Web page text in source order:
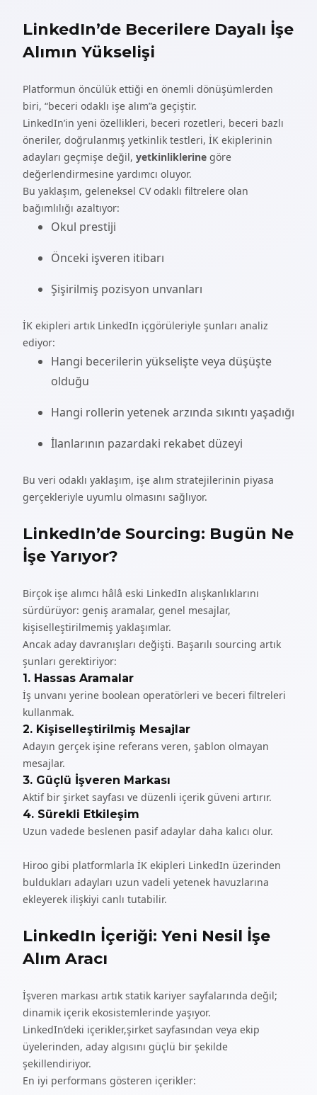
LinkedIn’de Becerilere Dayalı İşe
Alımın Yükselişi
Platformun öncülük ettiği en önemli dönüşümlerden
biri, “beceri odaklı işe alım”a geçiştir.
LinkedIn’in yeni özellikleri, beceri rozetleri, beceri bazlı
öneriler, doğrulanmış yetkinlik testleri, İK ekiplerinin
adayları geçmişe değil, yetkinliklerine göre
değerlendirmesine yardımcı oluyor.
Bu yaklaşım, geleneksel CV odaklı filtrelere olan
bağımlılığı azaltıyor:
Okul prestiji
Önceki işveren itibarı
Şişirilmiş pozisyon unvanları
İK ekipleri artık LinkedIn içgörüleriyle şunları analiz
ediyor:
Hangi becerilerin yükselişte veya düşüşte
olduğu
Hangi rollerin yetenek arzında sıkıntı yaşadığı
İlanlarının pazardaki rekabet düzeyi
Bu veri odaklı yaklaşım, işe alım stratejilerinin piyasa
gerçekleriyle uyumlu olmasını sağlıyor.
LinkedIn’de Sourcing: Bugün Ne
İşe Yarıyor?
Birçok işe alımcı hâlâ eski LinkedIn alışkanlıklarını
sürdürüyor: geniş aramalar, genel mesajlar,
kişiselleştirilmemiş yaklaşımlar.
Ancak aday davranışları değişti. Başarılı sourcing artık
şunları gerektiriyor:
1. Hassas Aramalar
İş unvanı yerine boolean operatörleri ve beceri filtreleri
kullanmak.
2. Kişiselleştirilmiş Mesajlar
Adayın gerçek işine referans veren, şablon olmayan
mesajlar.
3. Güçlü İşveren Markası
Aktif bir şirket sayfası ve düzenli içerik güveni artırır.
4. Sürekli Etkileşim
Uzun vadede beslenen pasif adaylar daha kalıcı olur.
Hiroo gibi platformlarla İK ekipleri LinkedIn üzerinden
buldukları adayları uzun vadeli yetenek havuzlarına
ekleyerek ilişkiyi canlı tutabilir.
LinkedIn İçeriği: Yeni Nesil İşe
Alım Aracı
İşveren markası artık statik kariyer sayfalarında değil;
dinamik içerik ekosistemlerinde yaşıyor.
LinkedIn’deki içerikler,şirket sayfasından veya ekip
üyelerinden, aday algısını güçlü bir şekilde
şekillendiriyor.
En iyi performans gösteren içerikler: